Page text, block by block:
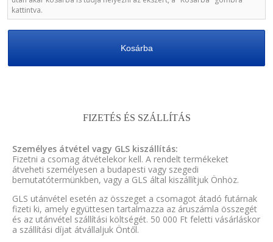
kattintva.
Kosárba
FIZETÉS ÉS SZÁLLÍTÁS
Személyes átvétel vagy GLS kiszállítás:
Fizetni a csomag átvételekor kell. A rendelt termékeket
átveheti személyesen a budapesti vagy szegedi
bemutatótermünkben, vagy a GLS által kiszállítjuk Önhöz.
GLS utánvétel esetén az összeget a csomagot átadó futárnak
fizeti ki, amely együttesen tartalmazza az áruszámla összegét
és az utánvétel szállítási költségét. 50 000 Ft feletti vásárláskor
a szállítási díjat átvállaljuk Öntől.